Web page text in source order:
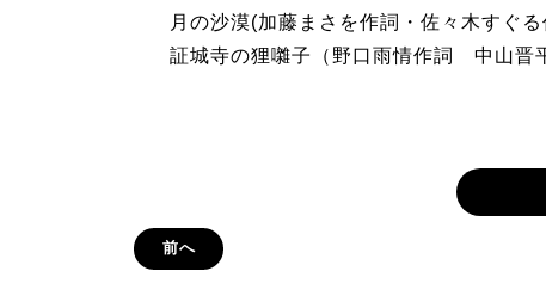
月の沙漠(加藤まさを作詞・佐々木すぐ
証城寺の狸囃子（野口雨情作詞 中山
前へ